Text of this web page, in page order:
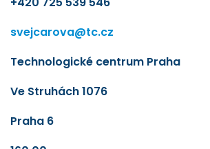
svejcarova@tc.cz
Technologické centrum Praha
Ve Struhách 1076
Praha 6